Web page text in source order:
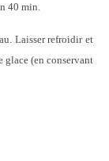
40 min.
Laisser refroidir et
glace (en conservant